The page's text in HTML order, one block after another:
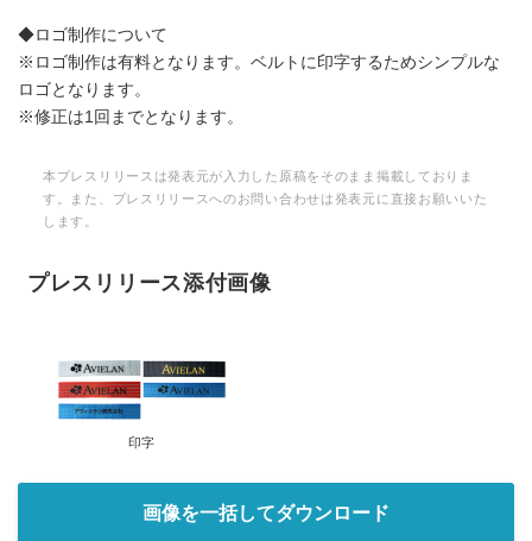
◆ロゴ制作について
※ロゴ制作は有料となります。ベルトに印字するためシンプルな
ロゴとなります。
※修正は1回までとなります。
本プレスリリースは発表元が入力した原稿をそのまま掲載しておりま
す。また、プレスリリースへのお問い合わせは発表元に直接お願いいた
します。
プレスリリース添付画像
印字
画像を一括してダウンロード